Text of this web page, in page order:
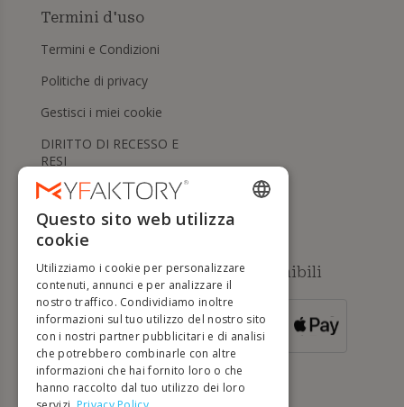
Termini d'uso
Termini e Condizioni
Politiche di privacy
Gestisci i miei cookie
DIRITTO DI RECESSO E
RESI
Aiuto
Metodi di pagamento disponibili
SUPERIORI A
500 €
ENGLISH
DUTCH
GERMAN
PORTUGUESE
Questo sito web utilizza
cookie
Utilizziamo i cookie per personalizzare
contenuti, annunci e per analizzare il
nostro traffico. Condividiamo inoltre
informazioni sul tuo utilizzo del nostro sito
con i nostri partner pubblicitari e di analisi
che potrebbero combinarle con altre
informazioni che hai fornito loro o che
hanno raccolto dal tuo utilizzo dei loro